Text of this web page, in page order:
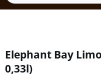
Elephant Bay
0,33l)